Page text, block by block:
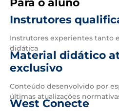
Para o aluno
Instrutores
Instrutores experientes tanto
didática
Material didático
exclusivo
Conteúdo desenvolvido por
últimas atualizações
West Conecte